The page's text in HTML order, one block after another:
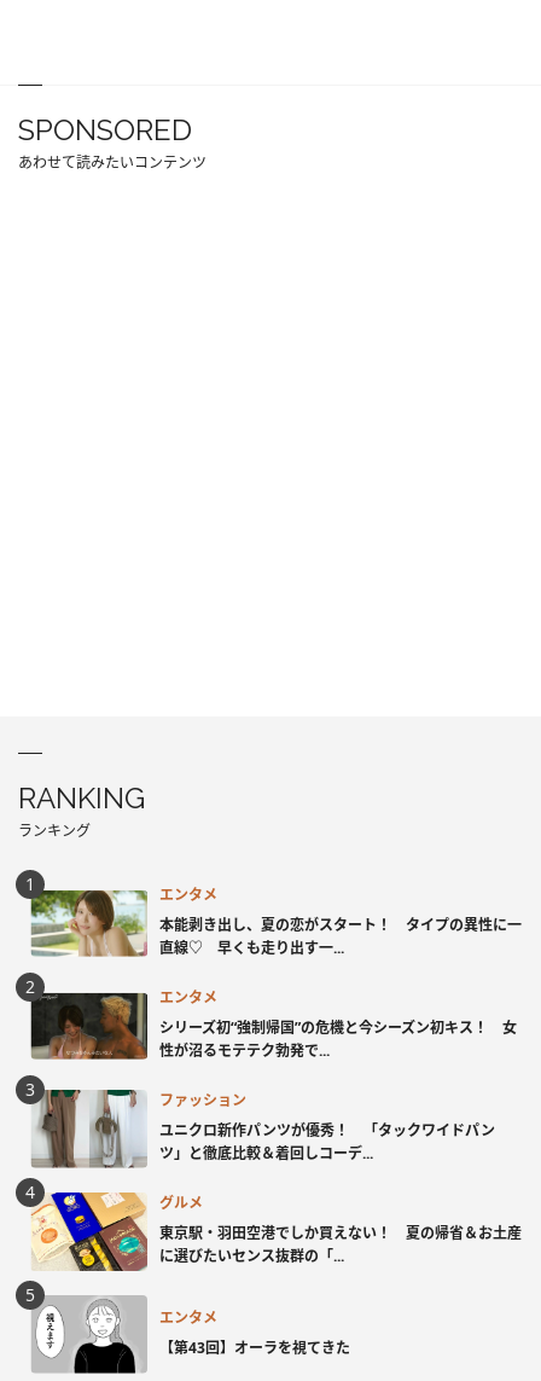
SPONSORED
あわせて読みたいコンテンツ
RANKING
ランキング
エンタメ
本能剥き出し、夏の恋がスタート！ タイプの異性に一
直線♡ 早くも走り出す一...
エンタメ
シリーズ初“強制帰国”の危機と今シーズン初キス！ 女
性が沼るモテテク勃発で...
ファッション
ユニクロ新作パンツが優秀！ 「タックワイドパン
ツ」と徹底比較＆着回しコーデ...
グルメ
東京駅・羽田空港でしか買えない！ 夏の帰省＆お土産
に選びたいセンス抜群の「...
エンタメ
【第43回】オーラを視てきた